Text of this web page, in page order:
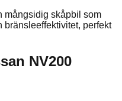
mångsidig skåpbil som
bränsleeffektivitet, perfekt
NV200